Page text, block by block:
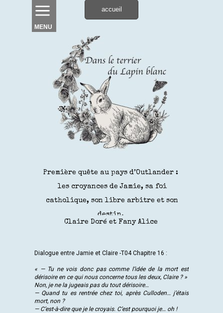
MENU
Première quête au pays d’Outlander :
les croyances de Jamie, sa foi
catholique, son libre arbitre et son
destin.
Claire Doré et Fany Alice
accueil
Dialogue entre Jamie et Claire -T04 Chapitre 16 :
« — Tu ne vois donc pas comme l’idée de la mort est
dérisoire en ce qui nous concerne tous les deux, Claire ? »
Non, je ne la jugeais pas du tout dérisoire…
— Quand tu es rentrée chez toi, après Culloden… j’étais
mort, non ?
— C’est-à-dire que je le croyais. C’est pourquoi je… oh !